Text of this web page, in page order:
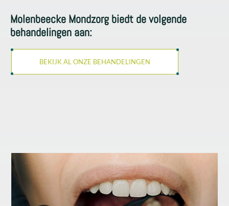
Molenbeecke Mondzorg biedt de volgende
behandelingen aan:
BEKIJK AL ONZE BEHANDELINGEN